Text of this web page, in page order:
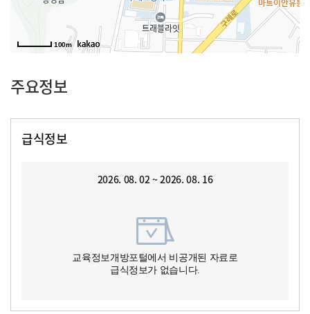
100m
주요정보
급식정보
2026. 08. 02 ~ 2026. 08. 16
교육정보개방포털에서 비공개된 자료로
급식정보가 없습니다.